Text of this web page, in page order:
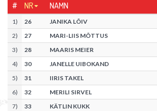
# NR NAMN
1) 26 JANIKA LÕIV
2) 27 MARI-LIIS MÕTTUS
3) 28 MAARIS MEIER
4) 30 JANELLE UIBOKAND
5) 31 IIRIS TAKEL
6) 32 MERILI SIRVEL
7) 33 KÄTLIN KUKK